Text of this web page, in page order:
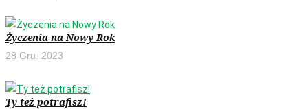
Życzenia na Nowy Rok
28 Gru. 2023
Ty też potrafisz!